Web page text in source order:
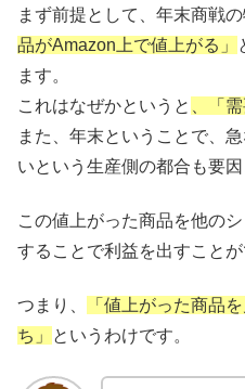
まず前提として、年末商戦の
品がAmazon上で値上がる」
ます。
これはなぜかというと
、「
また、年末ということで、
いという生産側の都合も要因
この値上がった商品を他の
することで利益を出すことが
つまり、
「値上がった商品
ち」
というわけです。